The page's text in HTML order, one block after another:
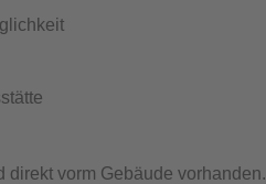
direkt vorm Gebäude vorhanden.